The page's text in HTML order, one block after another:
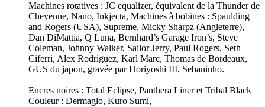
Machines rotatives : JC equalizer, équivalent de la Thunder de
Cheyenne, Nano, Inkjecta, Machines à bobines : Spaulding
and Rogers (USA), Supreme, Micky Sharpz (Angleterre),
Dan DiMattia, Q Luna, Bernhard’s Garage Iron’s, Steve
Coleman, Johnny Walker, Sailor Jerry, Paul Rogers, Seth
Ciferri, Alex Rodriguez, Karl Marc, Thomas de Bordeaux,
GUS du japon, gravée par Horiyoshi III, Sebaninho.
Encres noires : Total Eclipse, Panthera Liner et Tribal Black
Couleur : Dermaglo, Kuro Sumi,